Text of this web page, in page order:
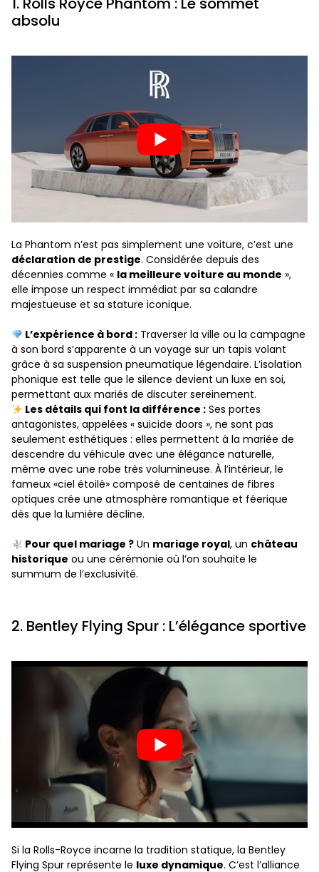
absolu
La Phantom n’est pas simplement une voiture, c’est une
déclaration de prestige. Considérée depuis des
décennies comme « la meilleure voiture au monde »,
elle impose un respect immédiat par sa calandre
majestueuse et sa stature iconique.
L’expérience à bord :Traverser la ville ou la campagne
à son bord s’apparente à un voyage sur un tapis volant
grâce à sa suspension pneumatique légendaire. L’isolation
phonique est telle que le silence devient un luxe en soi,
permettant aux mariés de discuter sereinement.
Les détails qui font la différence :Ses portes
antagonistes, appelées « suicide doors », ne sont pas
seulement esthétiques : elles permettent à la mariée de
descendre du véhicule avec une élégance naturelle,
même avec une robe très volumineuse. À l’intérieur, le
fameux «ciel étoilé» composé de centaines de fibres
optiques crée une atmosphère romantique et féerique
dès que la lumière décline.
Pour quel mariage ?Un mariage royal, un château
historique ou une cérémonie où l’on souhaite le
summum de l’exclusivité.
2. Bentley Flying Spur : L’élégance sportive
Si la Rolls-Royce incarne la tradition statique, la Bentley
Flying Spur représente le luxe dynamique. C’est l’alliance